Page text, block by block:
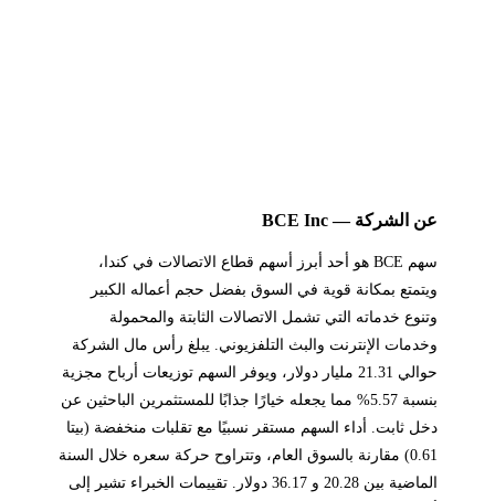
عن الشركة — BCE Inc
سهم BCE هو أحد أبرز أسهم قطاع الاتصالات في كندا،
ويتمتع بمكانة قوية في السوق بفضل حجم أعماله الكبير
وتنوع خدماته التي تشمل الاتصالات الثابتة والمحمولة
وخدمات الإنترنت والبث التلفزيوني. يبلغ رأس مال الشركة
حوالي 21.31 مليار دولار، ويوفر السهم توزيعات أرباح مجزية
بنسبة 5.57% مما يجعله خيارًا جذابًا للمستثمرين الباحثين عن
دخل ثابت. أداء السهم مستقر نسبيًا مع تقلبات منخفضة (بيتا
0.61) مقارنة بالسوق العام، وتتراوح حركة سعره خلال السنة
الماضية بين 20.28 و 36.17 دولار. تقييمات الخبراء تشير إلى